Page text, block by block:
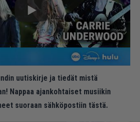
uutiskirje ja tiedät mistä
Nappaa ajankohtaiset musiikin
suoraan sähköpostiin tästä.